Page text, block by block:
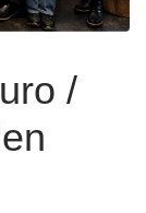
/